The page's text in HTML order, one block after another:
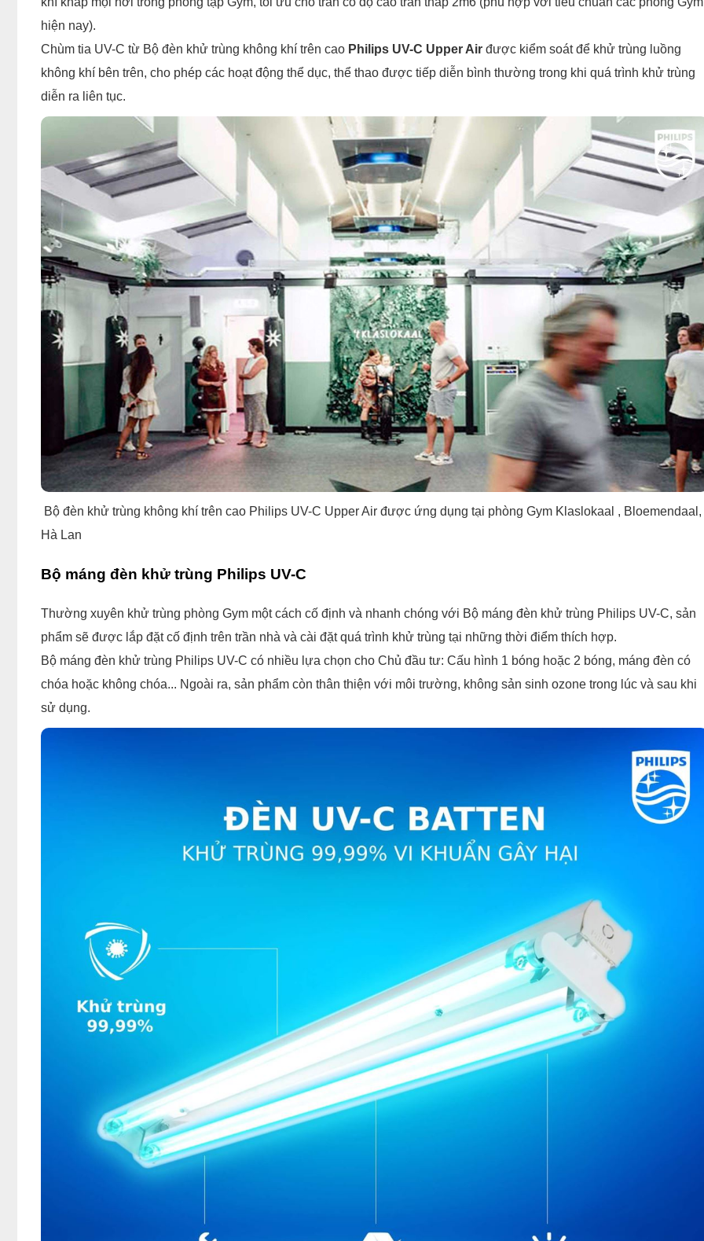
hiện nay).
Chùm tia UV-C từ Bộ đèn khử trùng không khí trên cao Philips UV-C Upper Air được kiểm soát để khử trùng luồng
không khí bên trên, cho phép các hoạt động thể dục, thể thao được tiếp diễn bình thường trong khi quá trình khử trùng
diễn ra liên tục.
Bộ đèn khử trùng không khí trên cao Philips UV-C Upper Air được ứng dụng tại phòng Gym Klaslokaal , Bloemendaal,
Hà Lan
Bộ máng đèn khử trùng Philips UV-C
Thường xuyên khử trùng phòng Gym một cách cố định và nhanh chóng với Bộ máng đèn khử trùng Philips UV-C, sản
phẩm sẽ được lắp đặt cố định trên trần nhà và cài đặt quá trình khử trùng tại những thời điểm thích hợp.
Bộ máng đèn khử trùng Philips UV-C có nhiều lựa chọn cho Chủ đầu tư: Cấu hình 1 bóng hoặc 2 bóng, máng đèn có
chóa hoặc không chóa... Ngoài ra, sản phẩm còn thân thiện với môi trường, không sản sinh ozone trong lúc và sau khi
sử dụng.